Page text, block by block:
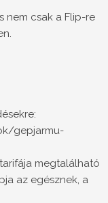
nem csak a Flip-re
gepjarmu-
megtalálható
az egésznek, a